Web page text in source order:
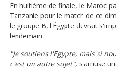
En huitième de finale, le Maroc
Tanzanie pour le match de ce
le groupe B, l'Égypte devrait
lendemain.
"Je soutiens l'Egypte, mais si
c'est un autre sujet", s'amuse